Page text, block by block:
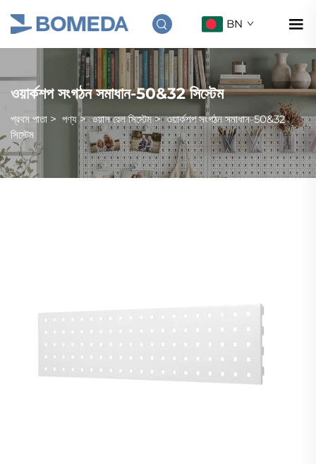
BN
ওয়ার্কশপ সংগঠন সমাধান-50&32 সিস্টেম
প্রথম পাতা > পণ্য>ওয়াল রেল সিস্টেম>ওয়ার্কশপ সংগঠন সমাধান-50&32
সিস্টেম